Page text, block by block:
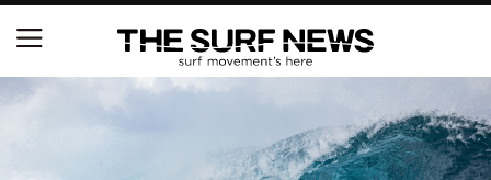
NSAと茅ヶ崎市が包括連携協定を締結 自治体との
協定は全国初、サーフィンを軸に地域活性化へ
【五十嵐カノア独占インタビュー】旧友レオ、ジャ
ックとの豪華プライベートセッション